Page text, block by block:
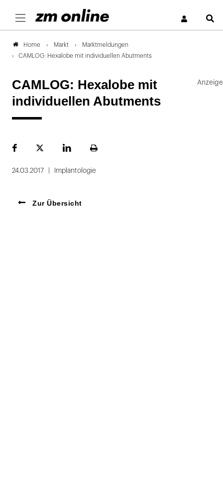
Home Markt
Marktmeldungen
CAMLOG: Hexalobe mit individuellen Abutments
CAMLOG: Hexalobe mit
individuellen Abutments
FacebookPlattformLinekdInSeite
24.03.2017 Implantologie
Zur Übersicht